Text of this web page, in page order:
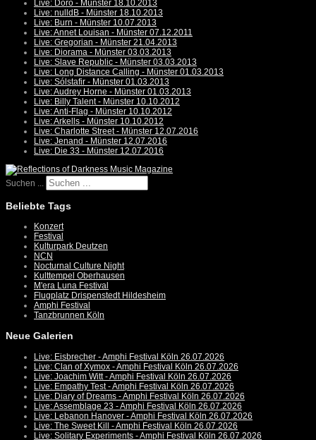
Live: Doro - Münster 18.10.2013
Live: nulldB - Münster 18.10.2013
Live: Burn - Münster 10.07.2013
Live: Annet Louisan - Münster 07.12.2011
Live: Gregorian - Münster 21.04.2013
Live: Diorama - Münster 03.03.2013
Live: Slave Republic - Münster 03.03.2013
Live: Long Distance Calling - Münster 01.03.2013
Live: Sólstafir - Münster 01.03.2013
Live: Audrey Horne - Münster 01.03.2013
Live: Billy Talent - Münster 10.10.2012
Live: Anti-Flag - Münster 10.10.2012
Live: Arkells - Münster 10.10.2012
Live: Charlotte Street - Münster 12.07.2016
Live: Jenand - Münster 12.07.2016
Live: Die 33 - Münster 12.07.2016
Suchen ...
Beliebte Tags
Konzert
Festival
Kulturpark Deutzen
NCN
Nocturnal Culture Night
Kulttempel Oberhausen
M'era Luna Festival
Flugplatz Drispenstedt Hildesheim
Amphi Festival
Tanzbrunnen Köln
Neue Galerien
Live: Eisbrecher - Amphi Festival Köln 26.07.2026
Live: Clan of Xymox - Amphi Festival Köln 26.07.2026
Live: Joachim Witt - Amphi Festival Köln 26.07.2026
Live: Empathy Test - Amphi Festival Köln 26.07.2026
Live: Diary of Dreams - Amphi Festival Köln 26.07.2026
Live: Assemblage 23 - Amphi Festival Köln 26.07.2026
Live: Lebanon Hanover - Amphi Festival Köln 26.07.2026
Live: The Sweet Kill - Amphi Festival Köln 26.07.2026
Live: Solitary Experiments - Amphi Festival Köln 26.07.2026